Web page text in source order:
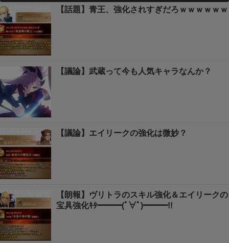
【話題】青王、強化されすぎだろｗｗｗｗｗｗ
【議論】武蔵って今も人気キャラなんか？
【議論】エイリークの強化は微妙？
【朗報】ヴリトラのスキル強化＆エイリークの
宝具強化ｷﾀ━━━(ﾟ∀ﾟ)━━━!!